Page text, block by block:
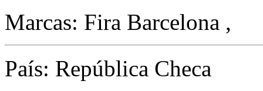
Marcas: Fira Barcelona ,
País: República Checa